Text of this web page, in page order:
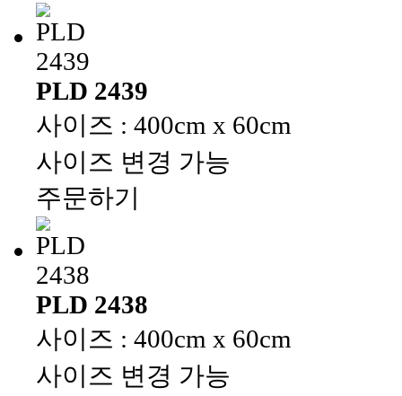
PLD 2439
사이즈 : 400cm x 60cm
사이즈 변경 가능
주문하기
PLD 2438
사이즈 : 400cm x 60cm
사이즈 변경 가능